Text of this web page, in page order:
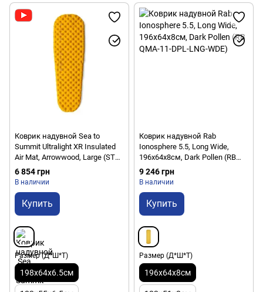
Коврик надувной Sea to
Summit Ultralight XR Insulated
Air Mat, Arrowwood, Large (STS
045603)
6 854 грн
В наличии
Купить
Размер (Д*Ш*Т)
198x64x6.5см
Коврик надувной Rab
Ionosphere 5.5, Long Wide,
196x64x8см, Dark Pollen (RB
QMA-11-DPL-LNG-WDE)
9 246 грн
В наличии
Купить
Размер (Д*Ш*Т)
196x64x8см